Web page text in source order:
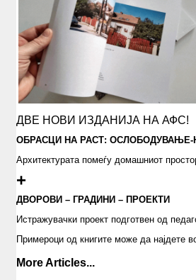
ДВЕ НОВИ ИЗДАНИЈА НА АФС!
ОБРАСЦИ НА РАСТ: ОСЛОБОДУВАЊЕ-
Архитектурата помеѓу домашниот
+
ДВОРОВИ – ГРАДИНИ – ПРОЕКТИ
Истражувачки проект подготвен од
Примероци од книгите може да најдете
More Articles...